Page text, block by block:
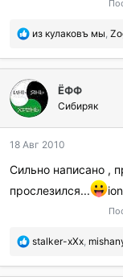
П
б
а
г
о
а
и
л
из кулаковъ мы
ЁФФ
Сибиряк
18 Авг 2010
Сильно написано ,
прослезился...
П
б
stalker-xXx,